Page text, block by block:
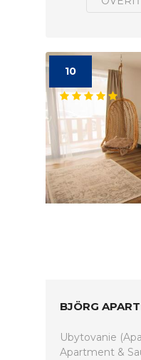
10
BJÖRG
Ubytovanie
Apartment &